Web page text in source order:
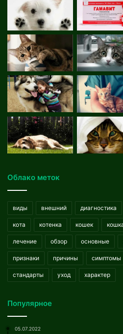
Облако меток
виды внешний диагностика
кота котенка кошек
лечение обзор основные
признаки причины симптомы
стандарты уход характер
Популярное
05.07.2022